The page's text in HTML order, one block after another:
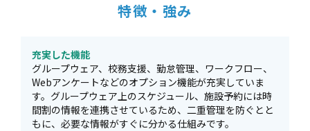
特徴・強み
充実した機能
グループウェア、校務支援、勤怠管理、ワークフロー、
Webアンケートなどのオプション機能が充実していま
す。グループウェア上のスケジュール、施設予約には時
間割の情報を連携させているため、二重管理を防ぐとと
もに、必要な情報がすぐに分かる仕組みです。